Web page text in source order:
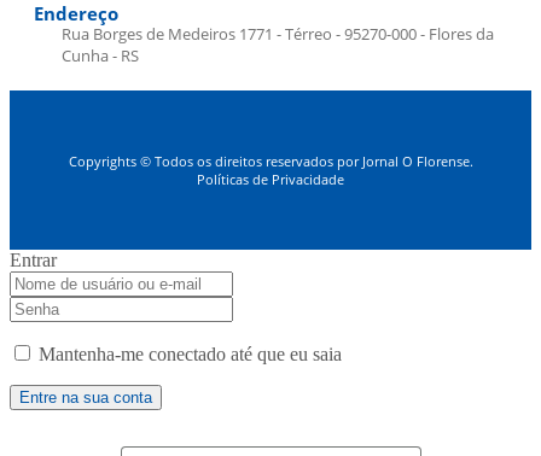
Endereço
Rua Borges de Medeiros 1771 - Térreo - 95270-000 - Flores da
Cunha - RS
Copyrights © Todos os direitos reservados por Jornal O Florense.
Políticas de Privacidade
Entrar
Mantenha-me conectado até que eu saia